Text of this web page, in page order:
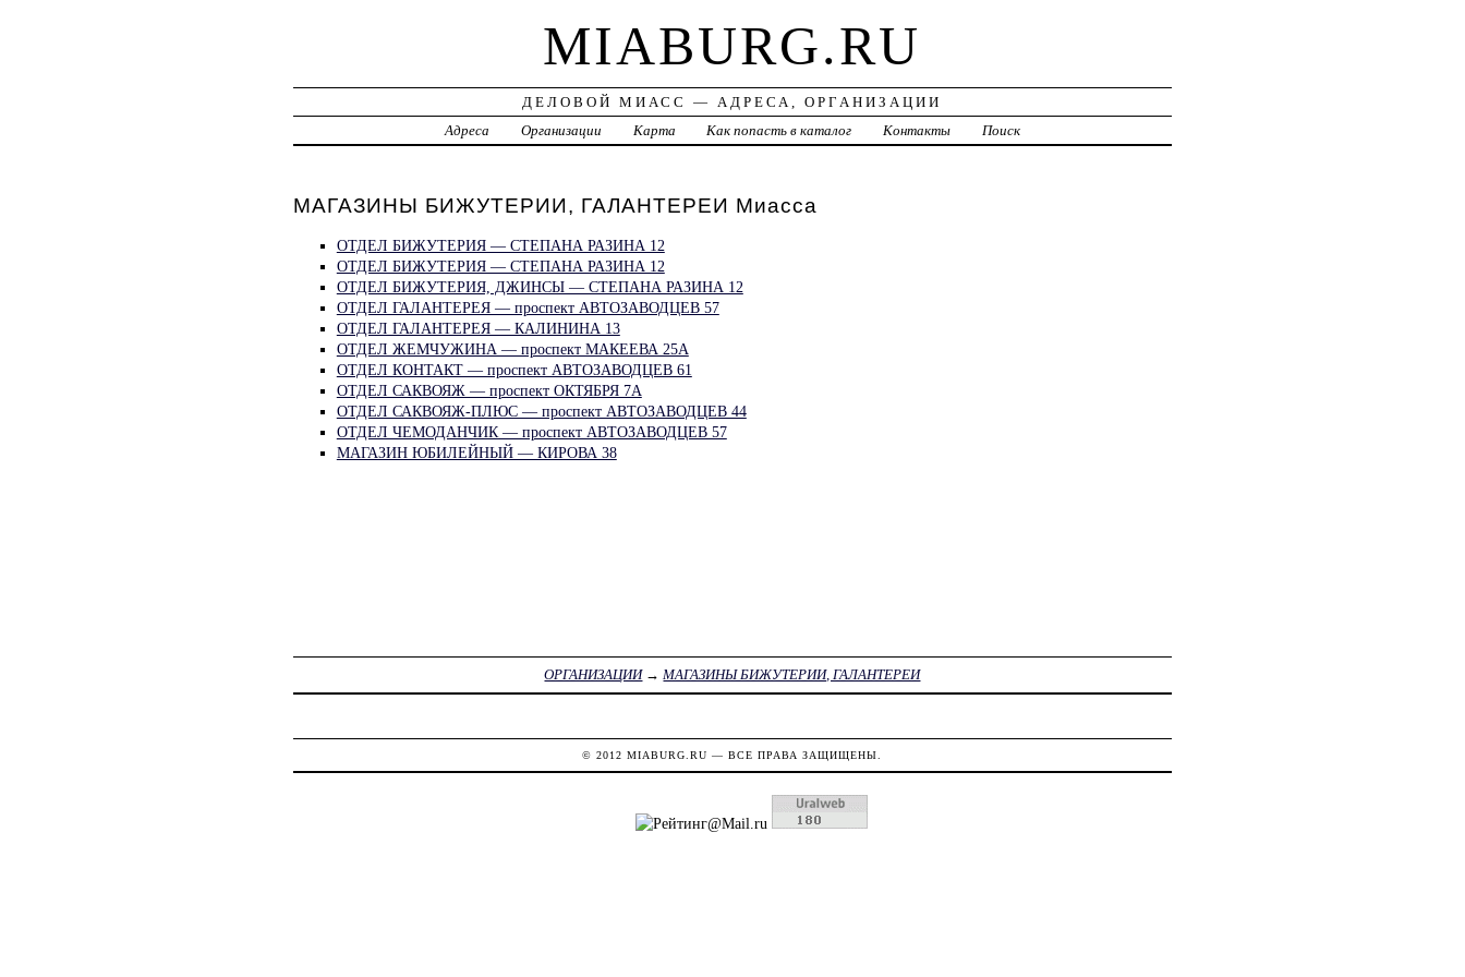
MIABURG.RU
ДЕЛОВОЙ МИАСС — АДРЕСА, ОРГАНИЗАЦИИ
Адреса
Организации Карта Как попасть в каталог Контакты Поиск
МАГАЗИНЫ БИЖУТЕРИИ, ГАЛАНТЕРЕИ Миасса
ОТДЕЛ БИЖУТЕРИЯ — СТЕПАНА РАЗИНА 12
ОТДЕЛ БИЖУТЕРИЯ — СТЕПАНА РАЗИНА 12
ОТДЕЛ БИЖУТЕРИЯ, ДЖИНСЫ — СТЕПАНА РАЗИНА 12
ОТДЕЛ ГАЛАНТЕРЕЯ — проспект АВТОЗАВОДЦЕВ 57
ОТДЕЛ ГАЛАНТЕРЕЯ — КАЛИНИНА 13
ОТДЕЛ ЖЕМЧУЖИНА — проспект МАКЕЕВА 25А
ОТДЕЛ КОНТАКТ — проспект АВТОЗАВОДЦЕВ 61
ОТДЕЛ САКВОЯЖ — проспект ОКТЯБРЯ 7А
ОТДЕЛ САКВОЯЖ-ПЛЮС — проспект АВТОЗАВОДЦЕВ 44
ОТДЕЛ ЧЕМОДАНЧИК — проспект АВТОЗАВОДЦЕВ 57
МАГАЗИН ЮБИЛЕЙНЫЙ — КИРОВА 38
ОРГАНИЗАЦИИ→МАГАЗИНЫ БИЖУТЕРИИ, ГАЛАНТЕРЕИ
© 2012MIABURG.RU — ВСЕ ПРАВА ЗАЩИЩЕНЫ.